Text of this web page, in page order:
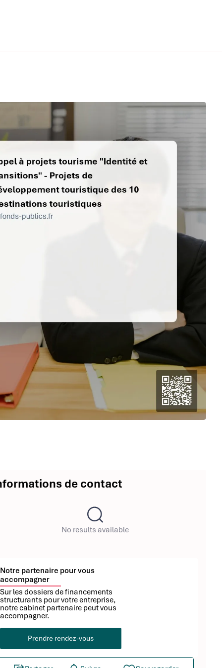
de contact
No results available
Notre partenaire pour vous
accompagner
Sur les dossiers de financements
structurants pour votre entreprise,
notre cabinet partenaire peut vous
accompagner.
Prendre rendez-vous